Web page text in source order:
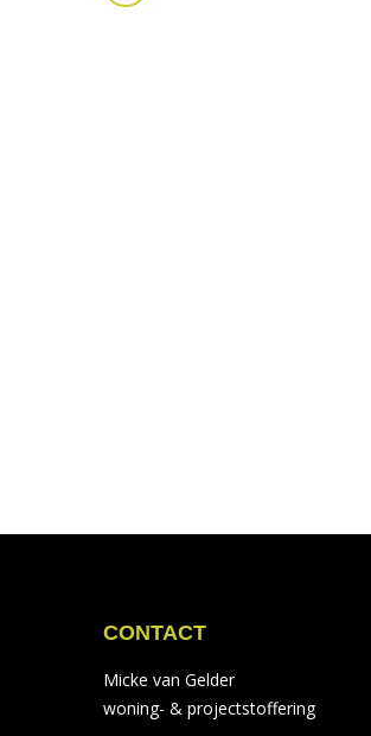
CONTACT
Micke van Gelder
woning- & projectstoffering